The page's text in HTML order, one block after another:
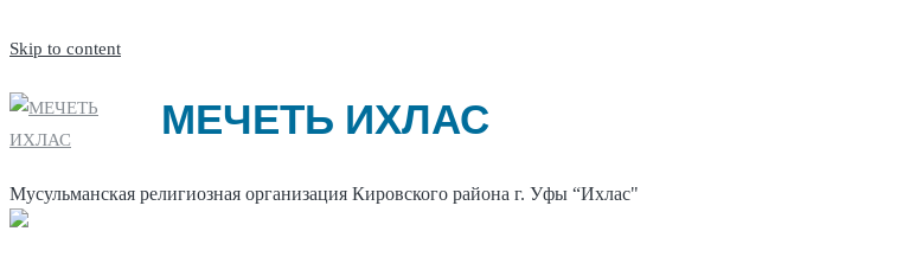
Skip to content
МЕЧЕТЬ ИХЛАС
Мусульманская религиозная организация Кировского района г. Уфы “Ихлас"